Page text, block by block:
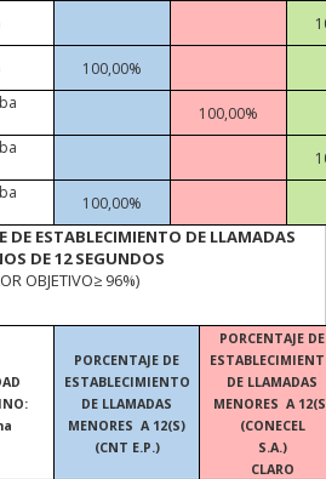
100,00%
100,00%
100,00%
ESTABLECIMIENTO DE LLAMADAS
DE 12 SEGUNDOS
OBJETIVO≥ 96%)
PORCENTAJE DE
ESTABLECIMIENTO
DE LLAMADAS
MENORES A 12(S)
(CNT E.P.)
PORCENTAJE DE
DE LLAMADAS
MENORES A
(CONECEL
S.A.)
CLARO